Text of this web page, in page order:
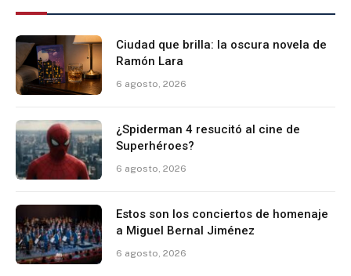
Ciudad que brilla: la oscura novela de
Ramón Lara
6 agosto, 2026
¿Spiderman 4 resucitó al cine de
Superhéroes?
6 agosto, 2026
Estos son los conciertos de homenaje
a Miguel Bernal Jiménez
6 agosto, 2026